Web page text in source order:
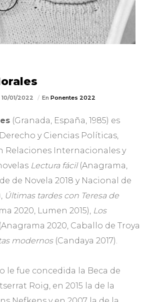
10/01/2022 EnPonentes 2022
(Granada, España, 1985) es
y Ciencias Políticas,
Relaciones Internacionales y
Lectura fácil(Anagrama,
de Novela 2018 y Nacional de
Últimas tardes con Teresa de
2020, Lumen 2015), Los
2020, Caballo de Troya
modernos(Candaya 2017).
le fue concedida la Beca de
Roig, en 2015 la de la